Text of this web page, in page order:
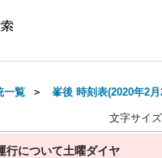
一覧 ＞ 峯後 時刻表(2020年2
文字サイ
について土曜ダイヤ